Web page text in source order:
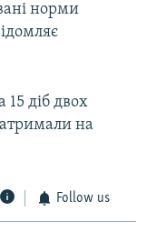
норми
15 діб двох
на
Follow us